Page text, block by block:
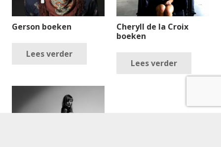
Gerson boeken
Lees verder
Cheryll de la Croix
boeken
Lees verder